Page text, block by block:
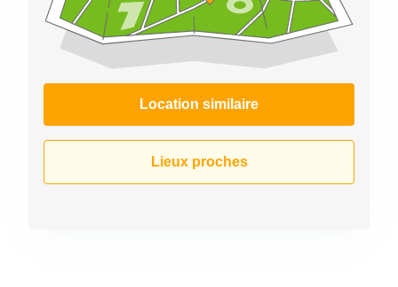
Location similaire
Lieux proches